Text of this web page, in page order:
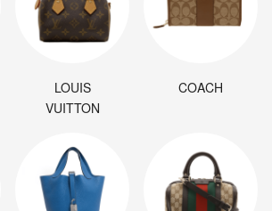
LOUIS
VUITTON
COACH